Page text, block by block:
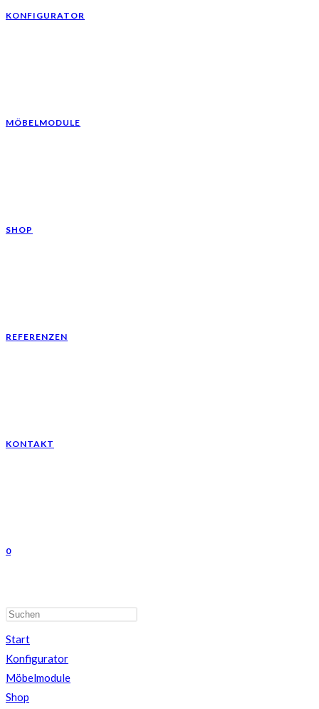
KONFIGURATOR
MÖBELMODULE
SHOP
REFERENZEN
KONTAKT
0
Start
Konfigurator
Möbelmodule
Shop